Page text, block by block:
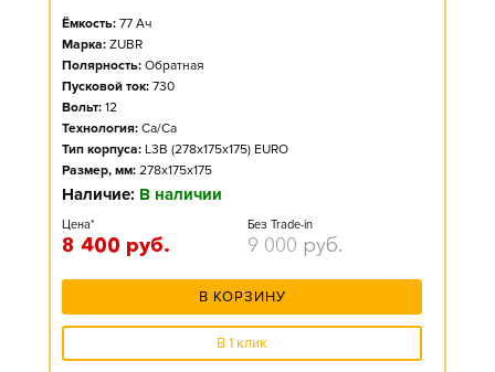
Ёмкость: 77 Ач
Марка: ZUBR
Полярность: Обратная
Пусковой ток: 730
Вольт: 12
Технология: Ca/Ca
Тип корпуса: L3B (278x175x175) EURO
Размер, мм: 278x175x175
Наличие: В наличии
Цена*
8 400 руб.
Без Trade-in
9 000 руб.
В КОРЗИНУ
В 1 клик